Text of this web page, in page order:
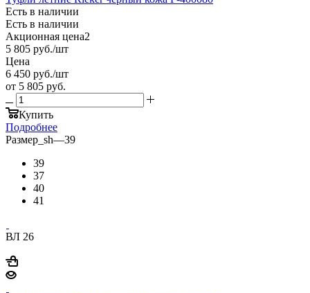
Есть в наличии
Есть в наличии
Акционная цена2
5 805 руб./шт
Цена
6 450 руб./шт
от 5 805 руб.
Купить
Подробнее
Размер_sh—39
39
37
40
41
ВЛ 26